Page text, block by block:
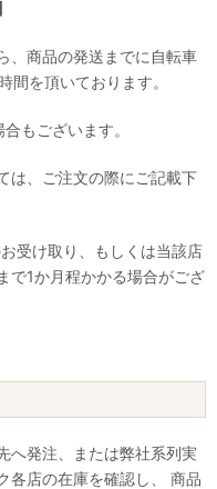
、商品の発送までに自転車
間を頂いております。
もございます。
は、ご注文の際にご記載下
受け取り、もしくは当該店
で1か月程かかる場合がござ
へ発注、または弊社系列実
各店の在庫を確認し、 商品